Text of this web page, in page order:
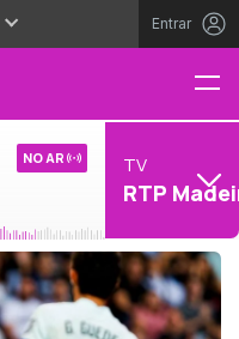
Entrar
NO AR TV
RTP